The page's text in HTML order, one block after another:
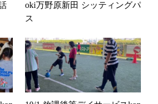
oki万野原新田 シッティングパ
ス